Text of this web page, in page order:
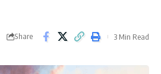
Share 3 Min Read